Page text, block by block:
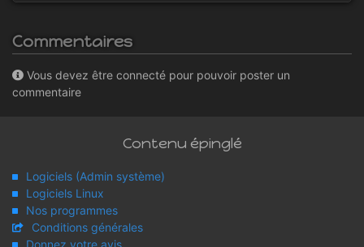
Commentaires
Vous devez être connecté pour pouvoir poster un
commentaire
Contenu épinglé
Logiciels (Admin système)
Logiciels Linux
Nos programmes
Conditions générales
Donnez votre avis